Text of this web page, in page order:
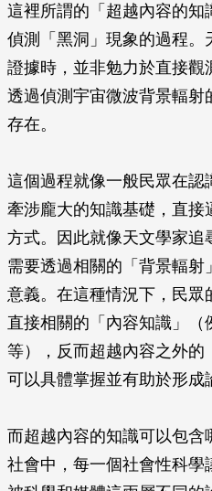
這裡所謂的「超越內容的知
偵測「黑洞」現象的過程。
證據時，並非勉力於直接觀
透過偵測宇宙微波背景輻射
存在。
這個過程就像一般民眾在認
牽涉龐大的知識基礎，直
方式。因此就像天文學家
需要透過相關的「背景輻
意義。在這種情況下，民眾
直接相關的「內容知識」（
等），反而超越內容之外的
可以具體掌握並有助於形成
而超越內容的知識可以包
社會中，每一個社會性科